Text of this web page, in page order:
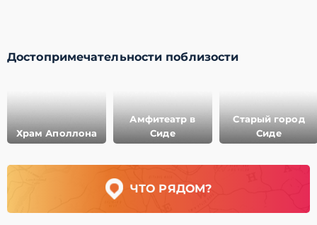
Достопримечательности поблизости
Храм Аполлона
Амфитеатр в
Сиде
Старый город
Сиде
ЧТО РЯДОМ?